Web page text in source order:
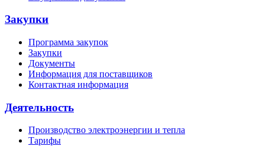
Закупки
Программа закупок
Закупки
Документы
Информация для поставщиков
Контактная информация
Деятельность
Производство электроэнергии и тепла
Тарифы